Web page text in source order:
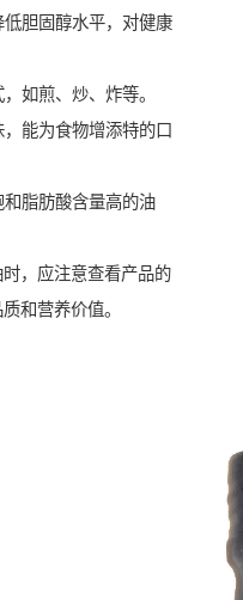
胆固醇水平，对健康
如煎、炒、炸等。
能为食物增添特的口
脂肪酸含量高的油
，应注意查看产品的
和营养价值。